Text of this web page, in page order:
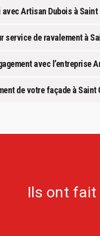
Artisan Dubois à
de ravalement à
avec l’entreprise
de votre façade à Saint
Ils ont fait